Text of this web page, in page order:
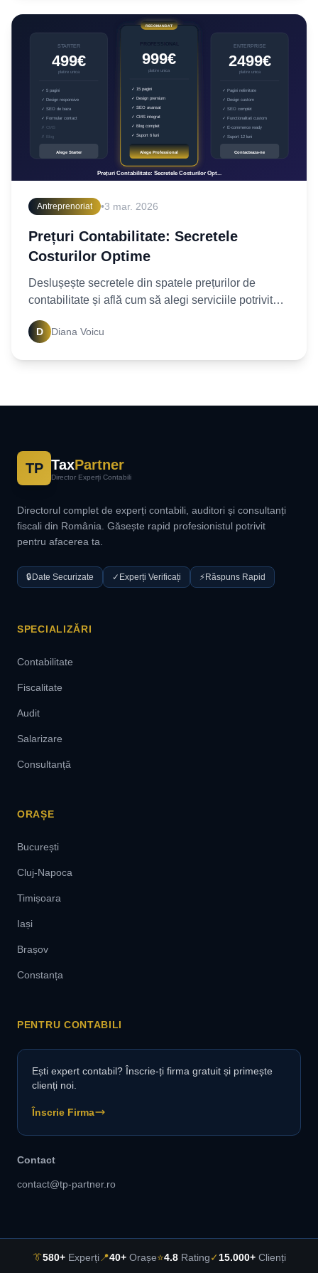
Antreprenoriat •3 mar. 2026
Prețuri Contabilitate: Secretele
Costurilor Optime
Deslușește secretele din spatele prețurilor de
contabilitate și află cum să alegi serviciile potrivite
pentru afacerea ta. Compară costurile și
optimizează-ți
D Diana Voicu
TP TaxPartner
Director Experți Contabili
Directorul complet de experți contabili, auditori și consultanți
fiscali din România. Găsește rapid profesionistul potrivit
pentru afacerea ta.
🔒 Date Securizate ✓ Experți Verificați ⚡ Răspuns Rapid
SPECIALIZĂRI
Contabilitate
Fiscalitate
Audit
Salarizare
Consultanță
ORAȘE
București
Cluj-Napoca
Timișoara
Iași
Brașov
Constanța
PENTRU CONTABILI
Ești expert contabil? Înscrie-ți firma gratuit și primește
clienți noi.
Înscrie Firma
Contact
contact@tp-partner.ro
👔580+Experți📍40+Orașe⭐4.8Rating✓15.000+Clienți